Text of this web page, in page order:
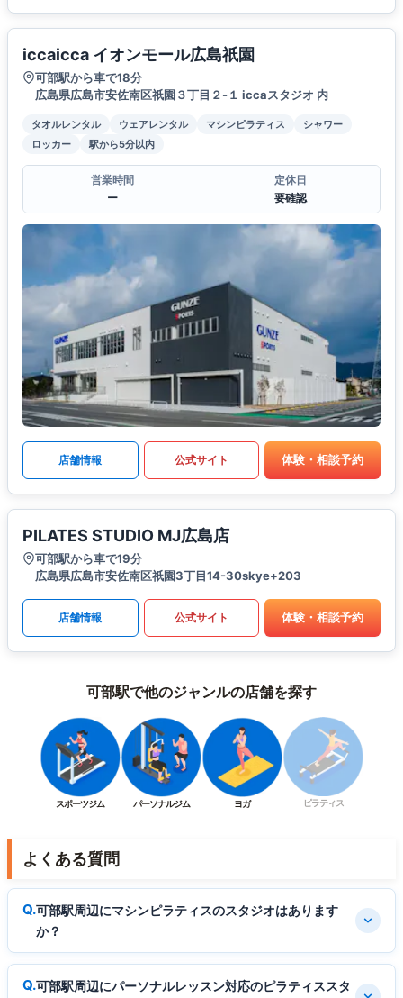
iccaicca イオンモール広島祇園
可部駅から車で18分
広島県広島市安佐南区祇園３丁目２-１ iccaスタジオ 内
タオルレンタル ウェアレンタル マシンピラティス
シャワー
ロッカー
駅から5分以内
営業時間
ー
定休日
要確認
店舗情報 公式サイト 体験・相談予約
PILATES STUDIO MJ広島店
可部駅から車で19分
広島県広島市安佐南区祇園3丁目14-30skye+203
店舗情報 公式サイト 体験・相談予約
可部駅で他のジャンルの店舗を探す
スポーツジム パーソナルジム ヨガ ピラティス
よくある質問
可部駅周辺にマシンピラティスのスタジオはあります
か？
可部駅周辺にパーソナルレッスン対応のピラティススタ